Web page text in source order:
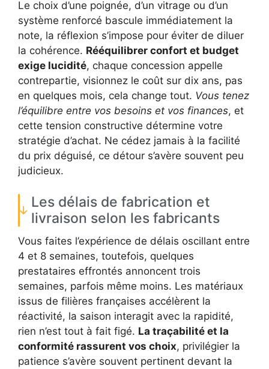
Le choix d’une poignée, d’un vitrage ou d’un
système renforcé bascule immédiatement la
note, la réflexion s’impose pour éviter de diluer
la cohérence. Rééquilibrer confort et budget
exige lucidité, chaque concession appelle
contrepartie, visionnez le coût sur dix ans, pas
en quelques mois, cela change tout. Vous tenez
l’équilibre entre vos besoins et vos finances, et
cette tension constructive détermine votre
stratégie d’achat. Ne cédez jamais à la facilité
du prix déguisé, ce détour s’avère souvent peu
judicieux.
Les délais de fabrication et
livraison selon les fabricants
Vous faites l’expérience de délais oscillant entre
4 et 8 semaines, toutefois, quelques
prestataires effrontés annoncent trois
semaines, parfois même moins. Les matériaux
issus de filières françaises accélèrent la
réactivité, la saison interagit avec la rapidité,
rien n’est tout à fait figé. La traçabilité et la
conformité rassurent vos choix, privilégier la
patience s’avère souvent pertinent devant la